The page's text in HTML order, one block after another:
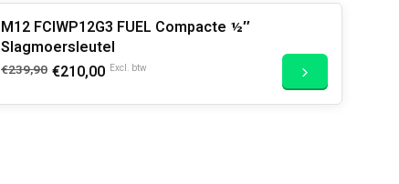
M12 FCIWP12G3 FUEL Compacte ½″
Slagmoersleutel
€239,90 €210,00 Excl. btw